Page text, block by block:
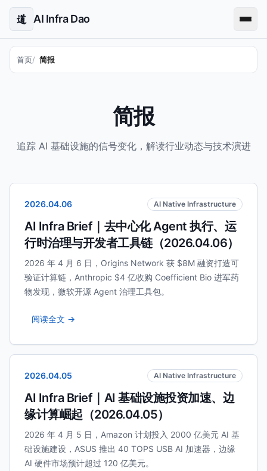
道 AI Infra Dao
首页 简报
简报
追踪 AI 基础设施的信号变化，解读行业动态与技术演进
2026.04.06 AI Native Infrastructure
AI Infra Brief｜去中心化 Agent 执行、运
行时治理与开发者工具链（2026.04.06）
2026 年 4 月 6 日，Origins Network 获 $8M 融资打造可
验证计算链，Anthropic $4 亿收购 Coefficient Bio 进军药
物发现，微软开源 Agent 治理工具包。
阅读全文 →
2026.04.05 AI Native Infrastructure
AI Infra Brief｜AI 基础设施投资加速、边
缘计算崛起（2026.04.05）
2026 年 4 月 5 日，Amazon 计划投入 2000 亿美元 AI 基
础设施建设，ASUS 推出 40 TOPS USB AI 加速器，边缘
AI 硬件市场预计超过 120 亿美元。